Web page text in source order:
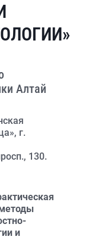
Алтай
г.
130.
и